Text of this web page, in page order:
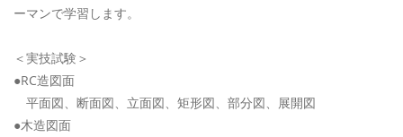
ーマンで学習します。
＜実技試験＞
●RC造図面
平面図、断面図、立面図、矩形図、部分図、展開図
●木造図面